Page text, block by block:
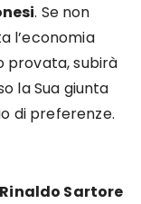
. Se non
l’economia
provata, subirà
la Sua giunta
di preferenze.
Rinaldo Sartore